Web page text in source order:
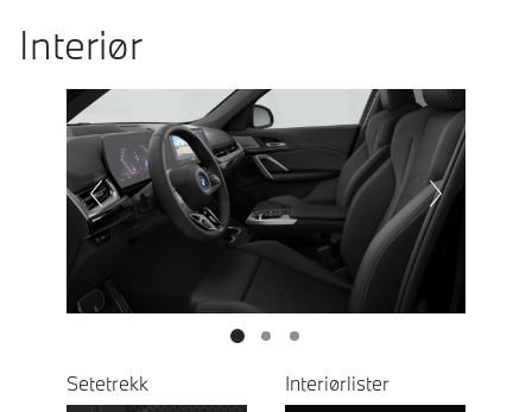
Interiør
Next
Setetrekk Interiørlister